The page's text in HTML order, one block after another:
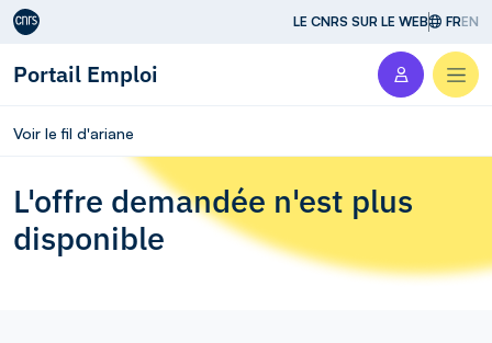
Aller au contenu LE CNRS SUR LE WEB FREN
Portail Emploi
Voir le fil d'ariane
L'offre demandée n'est plus
disponible